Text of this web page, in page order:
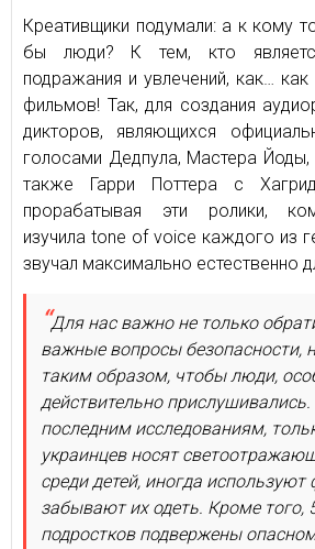
Креативщики подумали: а к кому
бы люди? К тем, кто
подражания и увлечений, как…
фильмов! Так, для создания
дикторов, являющихся
голосами Дедпула, Мастера
также Гарри Поттера с
прорабатывая эти ролики,
изучила tone of voice каждого из
звучал максимально естественно
Для нас важно не только
важные вопросы безопасности,
таким образом, чтобы люди,
действительно
последним исследованиям,
украинцев носят
среди детей, иногда используют
забывают их одеть. Кроме того,
подростков подвержены